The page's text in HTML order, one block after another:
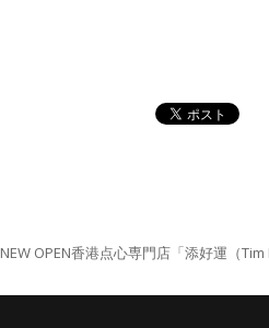
NEW OPEN香港点心専門店「添好運（